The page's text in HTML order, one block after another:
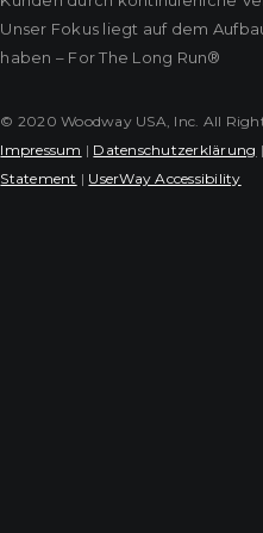
Unser Fokus liegt auf dem
haben – For The Long Run®
© 2020 Woodway USA, Inc. All
Impressum | Datenschutzerklärung |
Statement | UserWay Accessibility